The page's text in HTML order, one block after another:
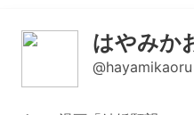
はやみか
@hayamikaoru